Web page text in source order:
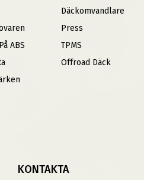
ABS
Däckomvandlare
Press
TPMS
Offroad Däck
KONTAKTA